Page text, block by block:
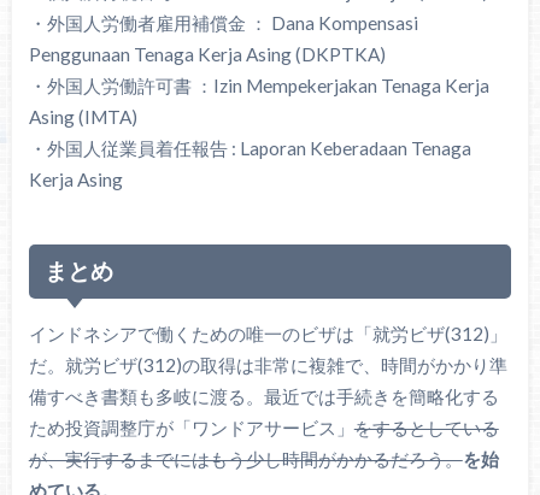
・外国人労働者雇用補償金 ： Dana Kompensasi
Penggunaan Tenaga Kerja Asing (DKPTKA)
・外国人労働許可書 ：Izin Mempekerjakan Tenaga Kerja
Asing (IMTA)
・外国人従業員着任報告 : Laporan Keberadaan Tenaga
Kerja Asing
まとめ
インドネシアで働くための唯一のビザは「就労ビザ(312)」
だ。就労ビザ(312)の取得は非常に複雑で、時間がかかり準
備すべき書類も多岐に渡る。最近では手続きを簡略化する
ため投資調整庁が「ワンドアサービス」をするとしている
が、実行するまでにはもう少し時間がかかるだろう。を始
めている。